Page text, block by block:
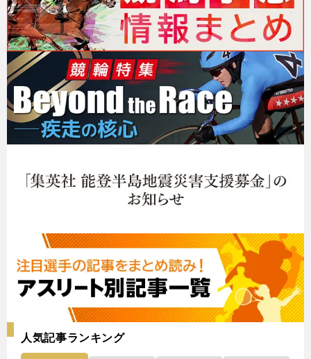
人気記事ランキング